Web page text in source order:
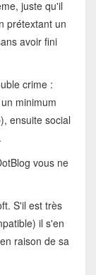
juste qu'il
prétextant un
avoir fini
crime :
minimum
ensuite social
vous ne
S'il est très
il s'en
raison de sa